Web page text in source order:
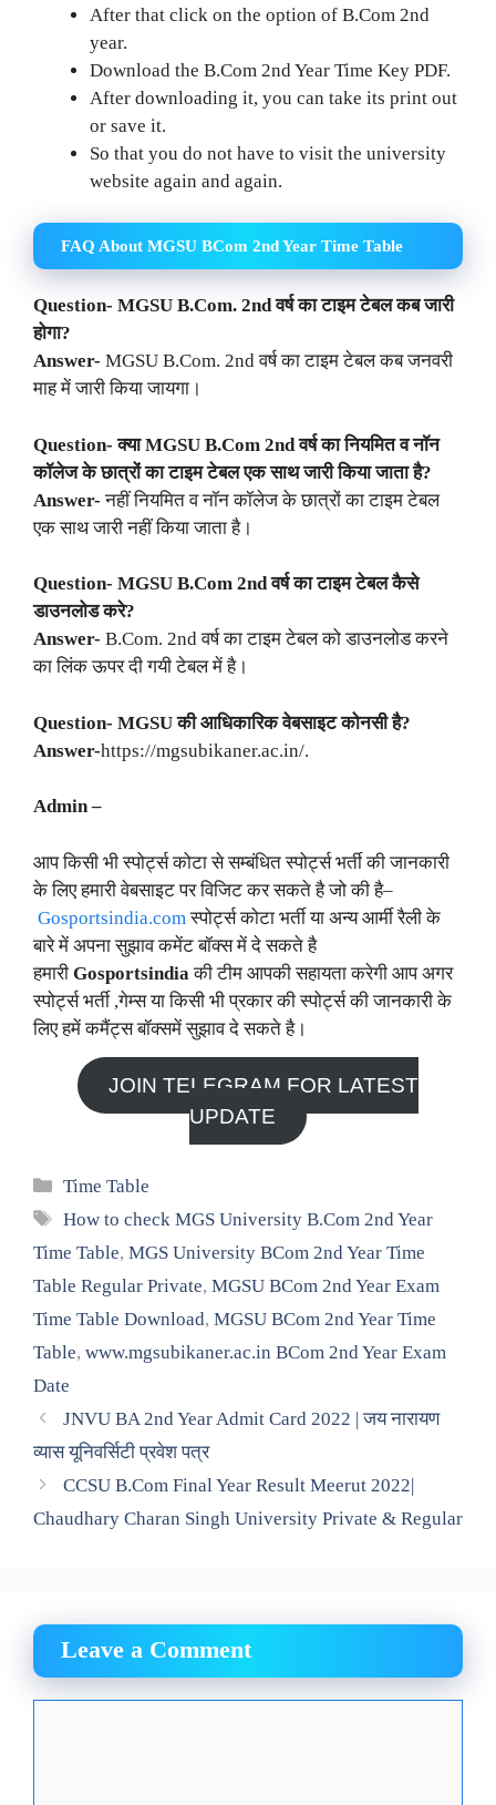
After that click on the option of B.Com 2nd
year.
Download the B.Com 2nd Year Time Key PDF.
After downloading it, you can take its print out
or save it.
So that you do not have to visit the university
website again and again.
FAQ About MGSU BCom 2nd Year Time Table
Question- MGSU B.Com. 2nd वर्ष का टाइम टेबल कब जारी
होगा?
Answer- MGSU B.Com. 2nd वर्ष का टाइम टेबल कब जनवरी
माह में जारी किया जायगा।
Question- क्या MGSU B.Com 2nd वर्ष का नियमित व नॉन
कॉलेज के छात्रों का टाइम टेबल एक साथ जारी किया जाता है?
Answer- नहीं नियमित व नॉन कॉलेज के छात्रों का टाइम टेबल
एक साथ जारी नहीं किया जाता है।
Question- MGSU B.Com 2nd वर्ष का टाइम टेबल कैसे
डाउनलोड करे?
Answer- B.Com. 2nd वर्ष का टाइम टेबल को डाउनलोड करने
का लिंक ऊपर दी गयी टेबल में है।
Question- MGSU की आधिकारिक वेबसाइट कोनसी है?
Answer-https://mgsubikaner.ac.in/.
Admin –
आप किसी भी स्पोर्ट्स कोटा से सम्बंधित स्पोर्ट्स भर्ती की जानकारी
के लिए हमारी वेबसाइट पर विजिट कर सकते है जो की है–
Gosportsindia.com स्पोर्ट्स कोटा भर्ती या अन्य आर्मी रैली के
बारे में अपना सुझाव कमेंट बॉक्स में दे सकते है
हमारी Gosportsindia की टीम आपकी सहायता करेगी आप अगर
स्पोर्ट्स भर्ती ,गेम्स या किसी भी प्रकार की स्पोर्ट्स की जानकारी के
लिए हमें कमैंट्स बॉक्समें सुझाव दे सकते है।
JOIN TELEGRAM FOR LATEST
UPDATE
Categories
Time Table
Tags
How to check MGS University B.Com 2nd Year
Time Table, MGS University BCom 2nd Year Time
Table Regular Private, MGSU BCom 2nd Year Exam
Time Table Download, MGSU BCom 2nd Year Time
Table, www.mgsubikaner.ac.in BCom 2nd Year Exam
Date
JNVU BA 2nd Year Admit Card 2022 | जय नारायण
व्यास यूनिवर्सिटी प्रवेश पत्र
CCSU B.Com Final Year Result Meerut 2022|
Chaudhary Charan Singh University Private & Regular
Leave a Comment